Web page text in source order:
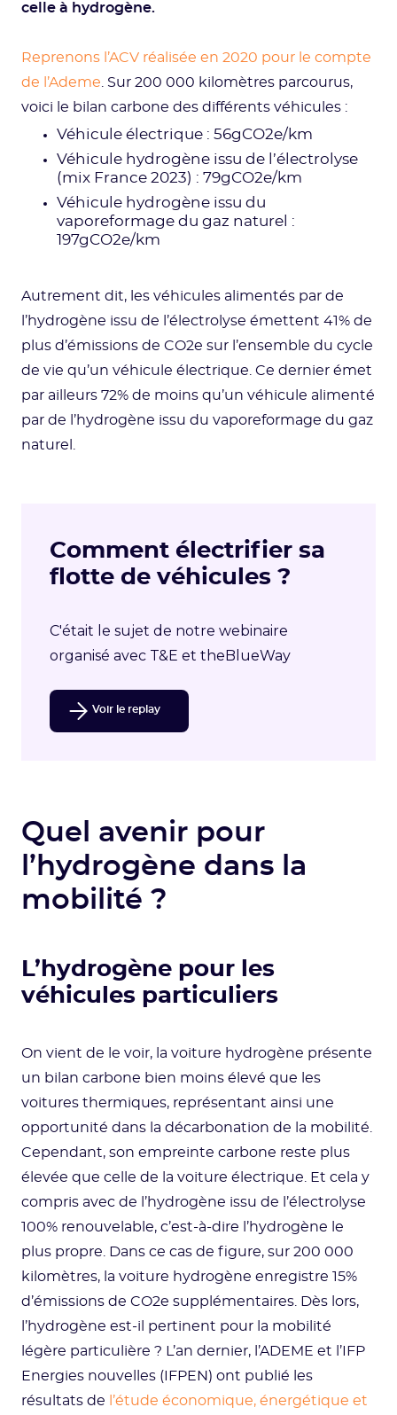
celle à hydrogène.
Reprenons l’ACV réalisée en 2020 pour le compte
de l’Ademe . Sur 200 000 kilomètres parcourus,
voici le bilan carbone des différents véhicules :
Véhicule électrique : 56gCO2e/km
Véhicule hydrogène issu de l’électrolyse
(mix France 2023) : 79gCO2e/km
Véhicule hydrogène issu du
vaporeformage du gaz naturel :
197gCO2e/km
Autrement dit, les véhicules alimentés par de
l’hydrogène issu de l’électrolyse émettent 41% de
plus d’émissions de CO2e sur l’ensemble du cycle
de vie qu’un véhicule électrique. Ce dernier émet
par ailleurs 72% de moins qu’un véhicule alimenté
par de l’hydrogène issu du vaporeformage du gaz
naturel.
Comment électrifier sa
flotte de véhicules ?
C'était le sujet de notre webinaire
organisé avec T&E et theBlueWay
Voir le replay
Quel avenir pour
l’hydrogène dans la
mobilité ?
L’hydrogène pour les
véhicules particuliers
On vient de le voir, la voiture hydrogène présente
un bilan carbone bien moins élevé que les
voitures thermiques, représentant ainsi une
opportunité dans la décarbonation de la mobilité.
Cependant, son empreinte carbone reste plus
élevée que celle de la voiture électrique. Et cela y
compris avec de l’hydrogène issu de l’électrolyse
100% renouvelable, c’est-à-dire l’hydrogène le
plus propre. Dans ce cas de figure, sur 200 000
kilomètres, la voiture hydrogène enregistre 15%
d’émissions de CO2e supplémentaires. Dès lors,
l’hydrogène est-il pertinent pour la mobilité
légère particulière ? L’an dernier, l’ADEME et l’IFP
Energies nouvelles (IFPEN) ont publié les
résultats de
l’étude économique, énergétique et